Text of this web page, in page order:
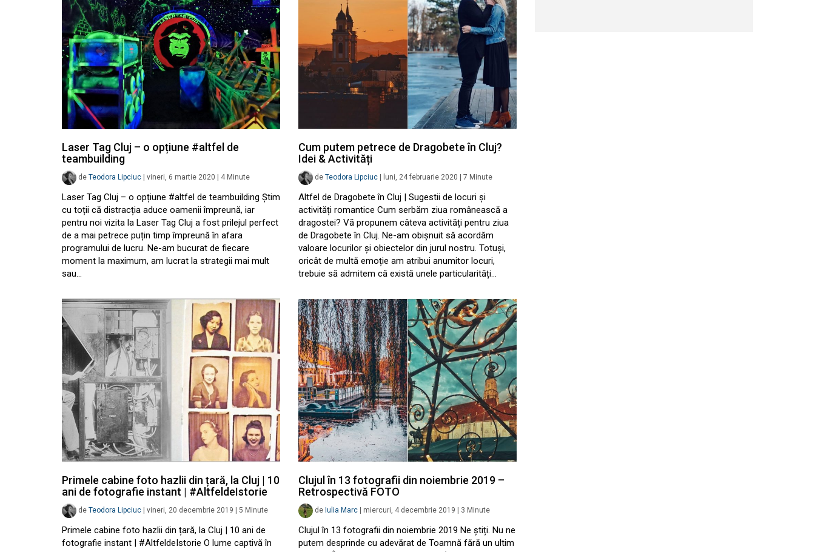
Laser Tag Cluj – o opțiune #altfel de
teambuilding
de Teodora Lipciuc vineri, 6 martie 2020 4 Minute
Laser Tag Cluj – o opțiune #altfel de teambuilding Știm
cu toții că distracția aduce oamenii împreună, iar
pentru noi vizita la Laser Tag Cluj a fost prilejul perfect
de a mai petrece puțin timp împreună în afara
programului de lucru. Ne-am bucurat de fiecare
moment la maximum, am lucrat la strategii mai mult
sau…
Cum putem petrece de Dragobete în Cluj?
Idei & Activități
de Teodora Lipciuc luni, 24 februarie 2020 7 Minute
Altfel de Dragobete în Cluj | Sugestii de locuri și
activități romantice Cum serbăm ziua românească a
dragostei? Vă propunem câteva activități pentru ziua
de Dragobete în Cluj. Ne-am obișnuit să acordăm
valoare locurilor și obiectelor din jurul nostru. Totuși,
oricât de multă emoție am atribui anumitor locuri,
trebuie să admitem că există unele particularități…
Primele cabine foto hazlii din țară, la Cluj | 10
ani de fotografie instant | #AltfeldeIstorie
de Teodora Lipciuc vineri, 20 decembrie 2019 5 Minute
Primele cabine foto hazlii din țară, la Cluj | 10 ani de
fotografie instant | #AltfeldeIstorie O lume captivă în
Clujul în 13 fotografii din noiembrie 2019 –
Retrospectivă FOTO
de Iulia Marc miercuri, 4 decembrie 2019 3 Minute
Clujul în 13 fotografii din noiembrie 2019 Ne știți. Nu ne
putem desprinde cu adevărat de Toamnă fără un ultim